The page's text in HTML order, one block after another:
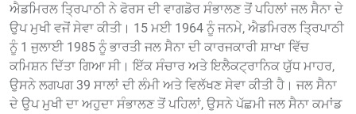
ਐਡਮਿਰਲ ਤ੍ਰਿਪਾਠੀ ਨੇ ਫੋਰਸ ਦੀ ਵਾਗਡੋਰ ਸੰਭਾਲਣ ਤੋਂ ਪਹਿਲਾਂ ਜਲ ਸੈਨਾ ਦੇ
ਉਪ ਮੁਖੀ ਵਜੋਂ ਸੇਵਾ ਕੀਤੀ। 15 ਮਈ 1964 ਨੂੰ ਜਨਮੇ, ਐਡਮਿਰਲ ਤ੍ਰਿਪਾਠੀ
ਨੂੰ 1 ਜੁਲਾਈ 1985 ਨੂੰ ਭਾਰਤੀ ਜਲ ਸੈਨਾ ਦੀ ਕਾਰਜਕਾਰੀ ਸ਼ਾਖਾ ਵਿੱਚ
ਕਮਿਸ਼ਨ ਦਿੱਤਾ ਗਿਆ ਸੀ। ਇੱਕ ਸੰਚਾਰ ਅਤੇ ਇਲੈਕਟ੍ਰਾਨਿਕ ਯੁੱਧ ਮਾਹਰ,
ਉਸਨੇ ਲਗਪਗ 39 ਸਾਲਾਂ ਦੀ ਲੰਮੀ ਅਤੇ ਵਿਲੱਖਣ ਸੇਵਾ ਕੀਤੀ ਹੈ। ਜਲ ਸੈਨਾ
ਦੇ ਉਪ ਮੁਖੀ ਦਾ ਅਹੁਦਾ ਸੰਭਾਲਣ ਤੋਂ ਪਹਿਲਾਂ, ਉਸਨੇ ਪੱਛਮੀ ਜਲ ਸੈਨਾ ਕਮਾਂਡ